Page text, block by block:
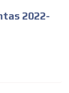
2022-